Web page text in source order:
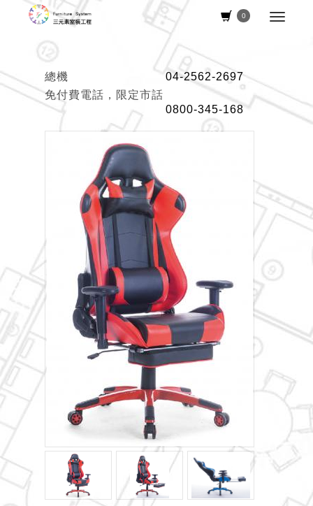
0
總機
04-2562-2697
免付費電話，限定市話
0800-345-168